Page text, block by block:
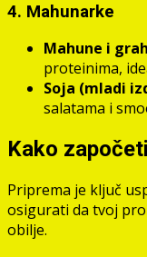
4. Mahunarke
Mahune i
proteinima,
Soja (mladi
salatama i
Kako
Priprema je ključ
osigurati da tvoj
obilje.